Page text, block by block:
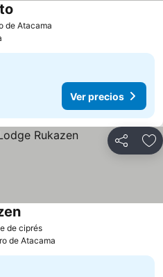
de Atacama
Ver precios
Compartir
de ciprésVer precios
Ver precios
de Atacama